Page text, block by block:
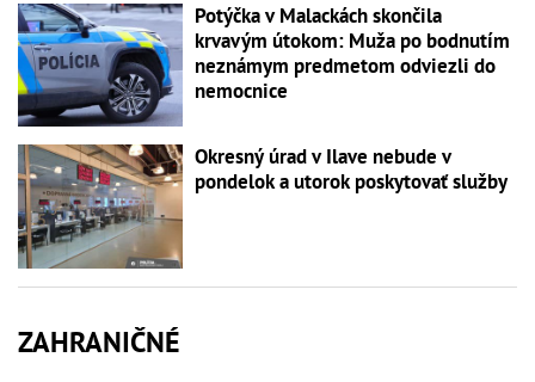
Potýčka v Malackách skončila
krvavým útokom: Muža po bodnutím
neznámym predmetom odviezli do
nemocnice
Okresný úrad v Ilave nebude v
pondelok a utorok poskytovať služby
ZAHRANIČNÉ